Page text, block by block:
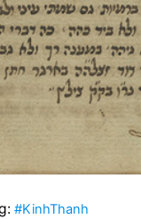
#KinhThanh